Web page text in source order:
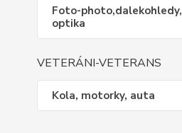
Foto-photo,dalekohledy,
optika
VETERÁNI-VETERANS
Kola, motorky, auta